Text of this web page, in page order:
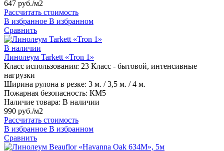
647 руб./м2
Рассчитать стоимость
В избранное В избранном
Сравнить
В наличии
Линолеум Tarkett «Tron 1»
Класс использования: 23 Класс - бытовой, интенсивные
нагрузки
Ширина рулона в резке: 3 м. / 3,5 м. / 4 м.
Пожарная безопасность: КМ5
Наличие товара: В наличии
990 руб./м2
Рассчитать стоимость
В избранное В избранном
Сравнить